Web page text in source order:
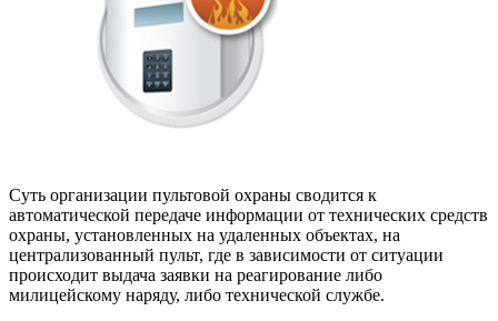
Суть организации пультовой охраны сводится к
автоматической передаче информации от технических средств
охраны, установленных на удаленных объектах, на
централизованный пульт, где в зависимости от ситуации
происходит выдача заявки на реагирование либо
милицейскому наряду, либо технической службе.